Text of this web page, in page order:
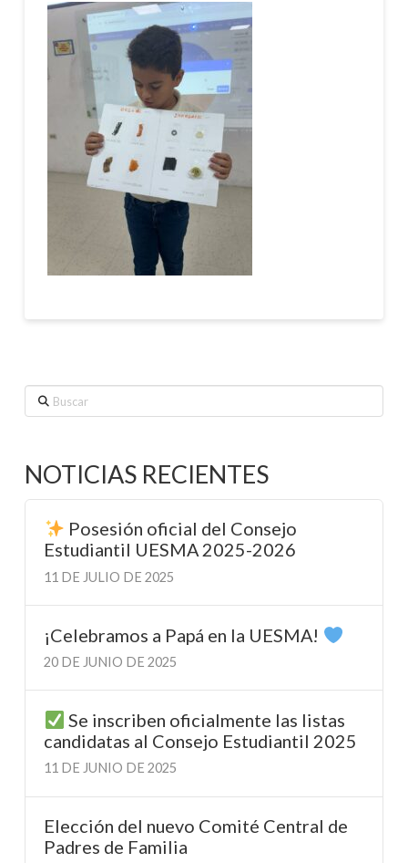
Buscar
NOTICIAS RECIENTES
Posesión oficial del Consejo
Estudiantil UESMA 2025-2026
11 DE JULIO DE 2025
¡Celebramos a Papá en la UESMA!
20 DE JUNIO DE 2025
Se inscriben oficialmente las listas
candidatas al Consejo Estudiantil 2025
11 DE JUNIO DE 2025
Elección del nuevo Comité Central de
Padres de Familia